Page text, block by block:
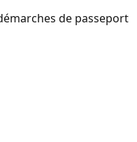
de passeport